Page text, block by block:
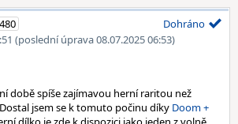
(poslední úprava 08.07.2025 06:53)
Dohráno
době spíše zajímavou herní raritou než
jsem se k tomuto počinu díky Doom +